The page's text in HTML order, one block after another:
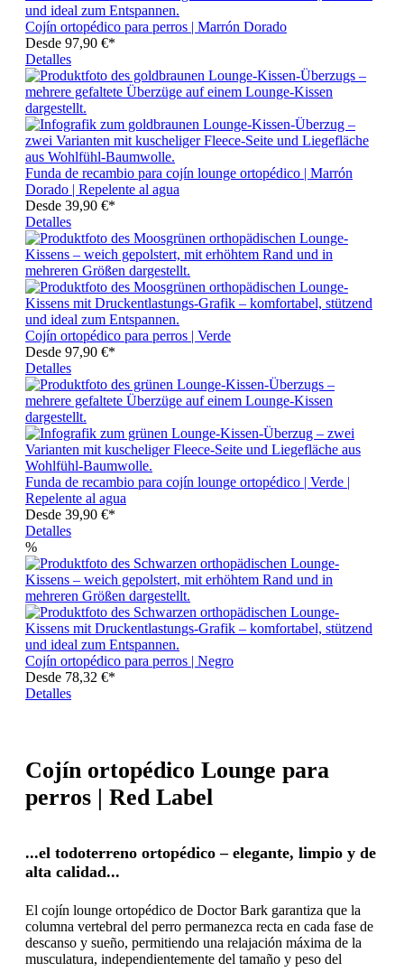
Cojín ortopédico para perros | Marrón Dorado
Desde 97,90 €*
Detalles
Funda de recambio para cojín lounge ortopédico | Marrón
Dorado | Repelente al agua
Desde 39,90 €*
Detalles
Cojín ortopédico para perros | Verde
Desde 97,90 €*
Detalles
Funda de recambio para cojín lounge ortopédico | Verde |
Repelente al agua
Desde 39,90 €*
Detalles
%
Cojín ortopédico para perros | Negro
Desde 78,32 €*
Detalles
Cojín ortopédico Lounge para
perros | Red Label
...el todoterreno ortopédico – elegante, limpio y de
alta calidad...
El cojín lounge ortopédico de Doctor Bark garantiza que la
columna vertebral del perro permanezca recta en cada fase de
descanso y sueño, permitiendo una relajación máxima de la
musculatura, independientemente del tamaño y peso del